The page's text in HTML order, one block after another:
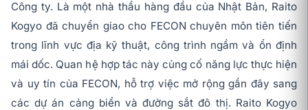
Công ty. Là một nhà thầu hàng đầu của Nhật Bản, Raito
Kogyo đã chuyển giao cho FECON chuyên môn tiên tiến
trong lĩnh vực địa kỹ thuật, công trình ngầm và ổn định
mái dốc. Quan hệ hợp tác này củng cố năng lực thực hiện
và uy tín của FECON, hỗ trợ việc mở rộng gần đây sang
các dự án cảng biển và đường sắt đô thị. Raito Kogyo